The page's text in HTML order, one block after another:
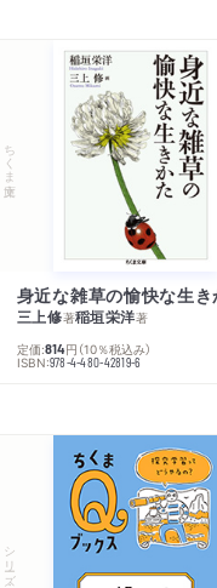
ちくま文庫
身近な雑草の愉快な生き
三上修著稲垣栄洋著
定価:814円 （10％税込み）
ISBN:978-4-480-42819-6
シリーズ・全集